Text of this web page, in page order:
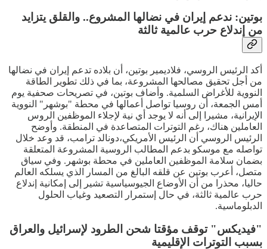
بوتين: ندعم إيران في نضالها المشروع.. والقلق يتزايد
من إندلاع حرب عالمية ثالثة
أكد الرئيس الروسي، فلاديمير بوتين، أن بلاده تدعم إيران في نضالها
من أجل تحقيق مصالحها المشروعة، بما في ذلك تطوير الطاقة
النووية للأغراض السلمية. وأضاف بوتين، في تصريحات صحفية يوم
أمس الجمعة، أن روسيا تواصل أعمالها في محطة "بوشهر" النووية
الإيرانية، مشيرا إلى أنه لا يوجد أي نية لإجلاء الموظفين الروس
العاملين هناك، رغم التوترات المتصاعدة في المنطقة. وأوضح
الرئيس الروسي أن الرئيس الأمريكي،دونالد ترامب، قد وعد خلال
تواصله مع موسكو بدعم المطالب الروسية المشروعة المتعلقة
بضمان سلامة الموظفين العاملين في محطة بوشهر. وفي سياق
متصل، أعرب بوتين عن قلقه البالغ من المسار الذي يسلكه العالم
حاليا، محذرا من أن الأوضاع الجيوسياسية تشير إلى إمكانية إندلاع
حرب عالمية ثالثة، في حال إستمرار التصعيد وغياب الحلول
الدبلوماسية.
"فيديكس" توقف مؤقتا شحن الطرود لإسرائيل والعراق
بسبب التوترات الإقليمية